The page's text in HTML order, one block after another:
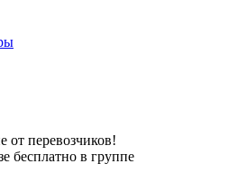
от перевозчиков!
бесплатно в группе